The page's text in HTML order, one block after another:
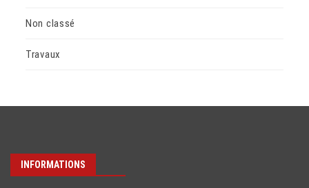
Non classé
Travaux
INFORMATIONS